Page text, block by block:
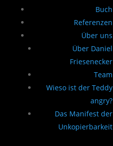
Buch
Referenzen
Über uns
Über Daniel
Friesenecker
Team
Wieso ist der Teddy
angry?
Das Manifest der
Unkopierbarkeit